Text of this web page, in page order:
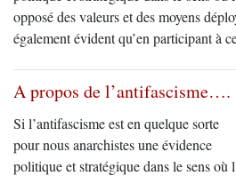
opposé des valeurs et des moyens
également évident qu’en participant à
A propos de l’antifascisme….
Si l’antifascisme est en quelque sorte
pour nous anarchistes une évidence
politique et stratégique dans le sens où